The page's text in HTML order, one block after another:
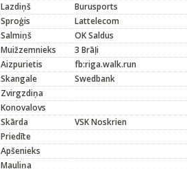
Lazdiņš Burusports
Sproģis Lattelecom
Salmiņš OK Saldus
Muižzemnieks 3 Brāļi
Aizpurietis fb:riga.walk.run
Skangale Swedbank
Zvirgzdiņa
Konovalovs
Skārda VSK Noskrien
Priedīte
Apšenieks
Mauliņa